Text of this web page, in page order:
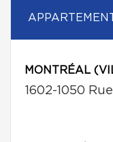
MONTRÉAL
1602-1050